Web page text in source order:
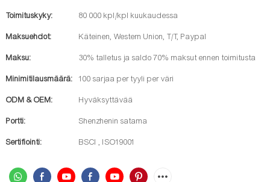
Toimituskyky: 80 000 kpl/kpl kuukaudessa
Maksuehdot: Käteinen, Western Union, T/T, Paypal
Maksu: 30% talletus ja saldo 70% maksut ennen toimitusta
Minimitilausmäärä: 100 sarjaa per tyyli per väri
ODM & OEM: Hyväksyttävää
Portti: Shenzhenin satama
Sertifiointi: BSCI , ISO19001